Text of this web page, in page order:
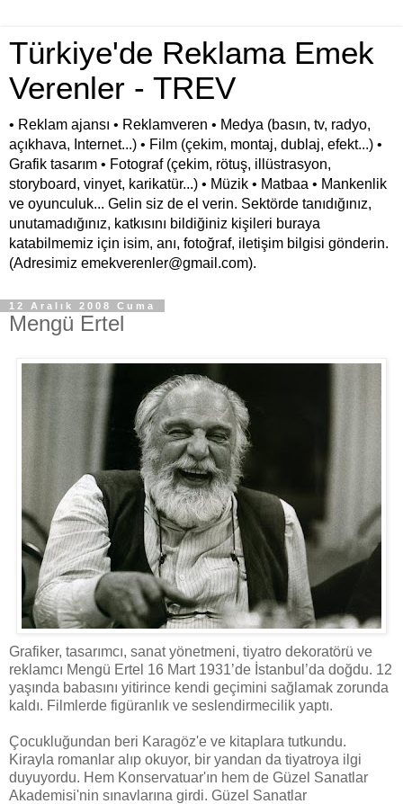
Türkiye'de Reklama Emek
Verenler - TREV
• Reklam ajansı • Reklamveren • Medya (basın, tv, radyo,
açıkhava, Internet...) • Film (çekim, montaj, dublaj, efekt...) •
Grafik tasarım • Fotograf (çekim, rötuş, illüstrasyon,
storyboard, vinyet, karikatür...) • Müzik • Matbaa • Mankenlik
ve oyunculuk... Gelin siz de el verin. Sektörde tanıdığınız,
unutamadığınız, katkısını bildiğiniz kişileri buraya
katabilmemiz için isim, anı, fotoğraf, iletişim bilgisi gönderin.
(Adresimiz emekverenler@gmail.com).
12 Aralık 2008 Cuma
Mengü Ertel
Grafiker, tasarımcı, sanat yönetmeni, tiyatro dekoratörü ve
reklamcı Mengü Ertel 16 Mart 1931’de İstanbul’da doğdu. 12
yaşında babasını yitirince kendi geçimini sağlamak zorunda
kaldı. Filmlerde figüranlık ve seslendirmecilik yaptı.
Çocukluğundan beri Karagöz'e ve kitaplara tutkundu.
Kirayla romanlar alıp okuyor, bir yandan da tiyatroya ilgi
duyuyordu. Hem Konservatuar'ın hem de Güzel Sanatlar
Akademisi'nin sınavlarına girdi. Güzel Sanatlar